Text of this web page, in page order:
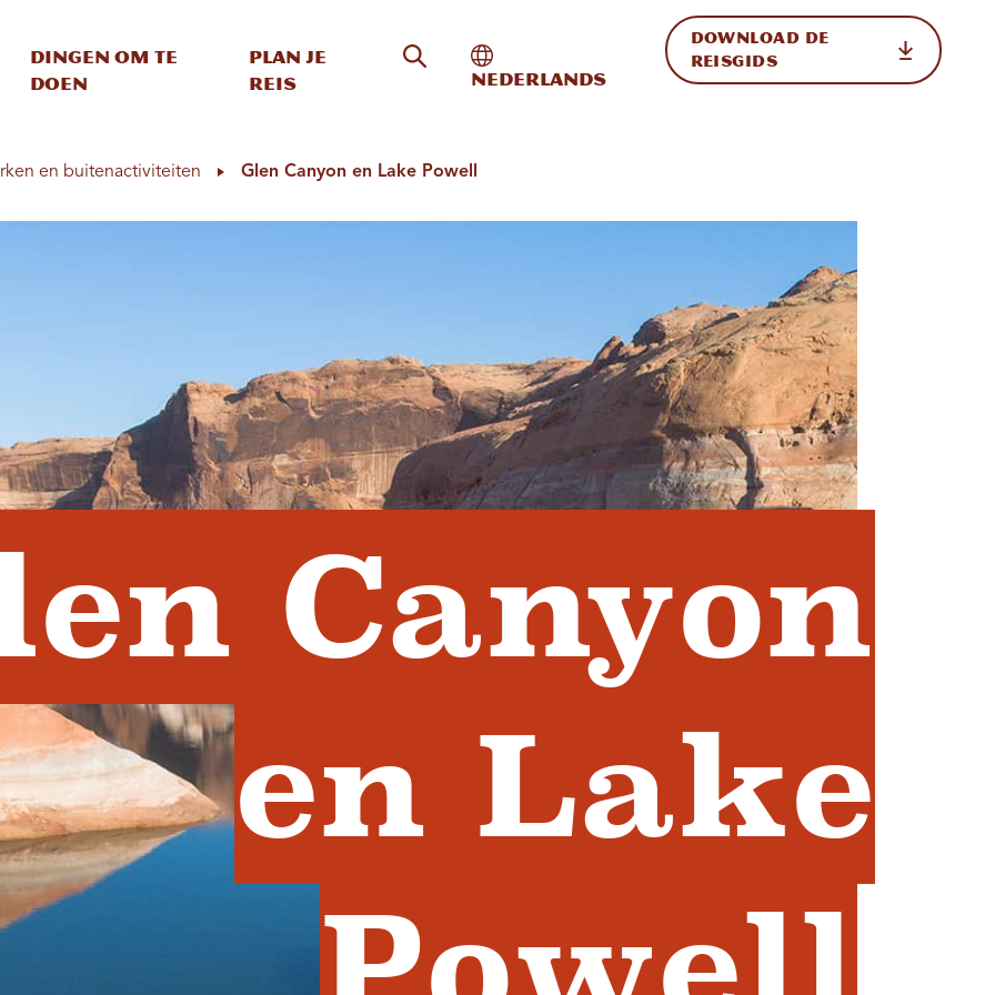
Dingen om te
doen
Plan je
reis
Zoeken op de site
Internationale weergave in-/uitschakelen
Nederlands
DOWNLOAD DE
REISGIDS
en buitenactiviteiten Glen Canyon en Lake Powell
Canyon
en Lake